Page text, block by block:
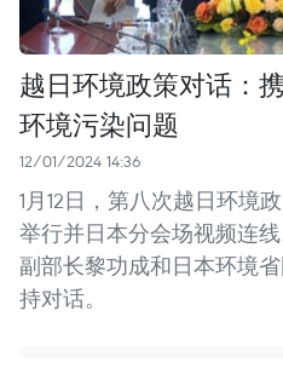
越日环境政策对话：
环境污染问题
12/01/2024 14:36
1月12日，第八次越日环境
举行并日本分会场视频连
副部长黎功成和日本环境
持对话。